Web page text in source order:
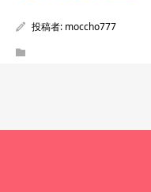
投稿者: moccho777